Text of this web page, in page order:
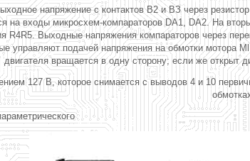
напряжение с контактов В2 и ВЗ через
на входы микросхем-компараторов DA1, DA2. На
R4R5. Выходные напряжения компараторов через
управляют подачей напряжения на обмотки мотора
двигателя вращается в одну сторону; если же открыт
127 В, которое снимается с выводов 4 и 10